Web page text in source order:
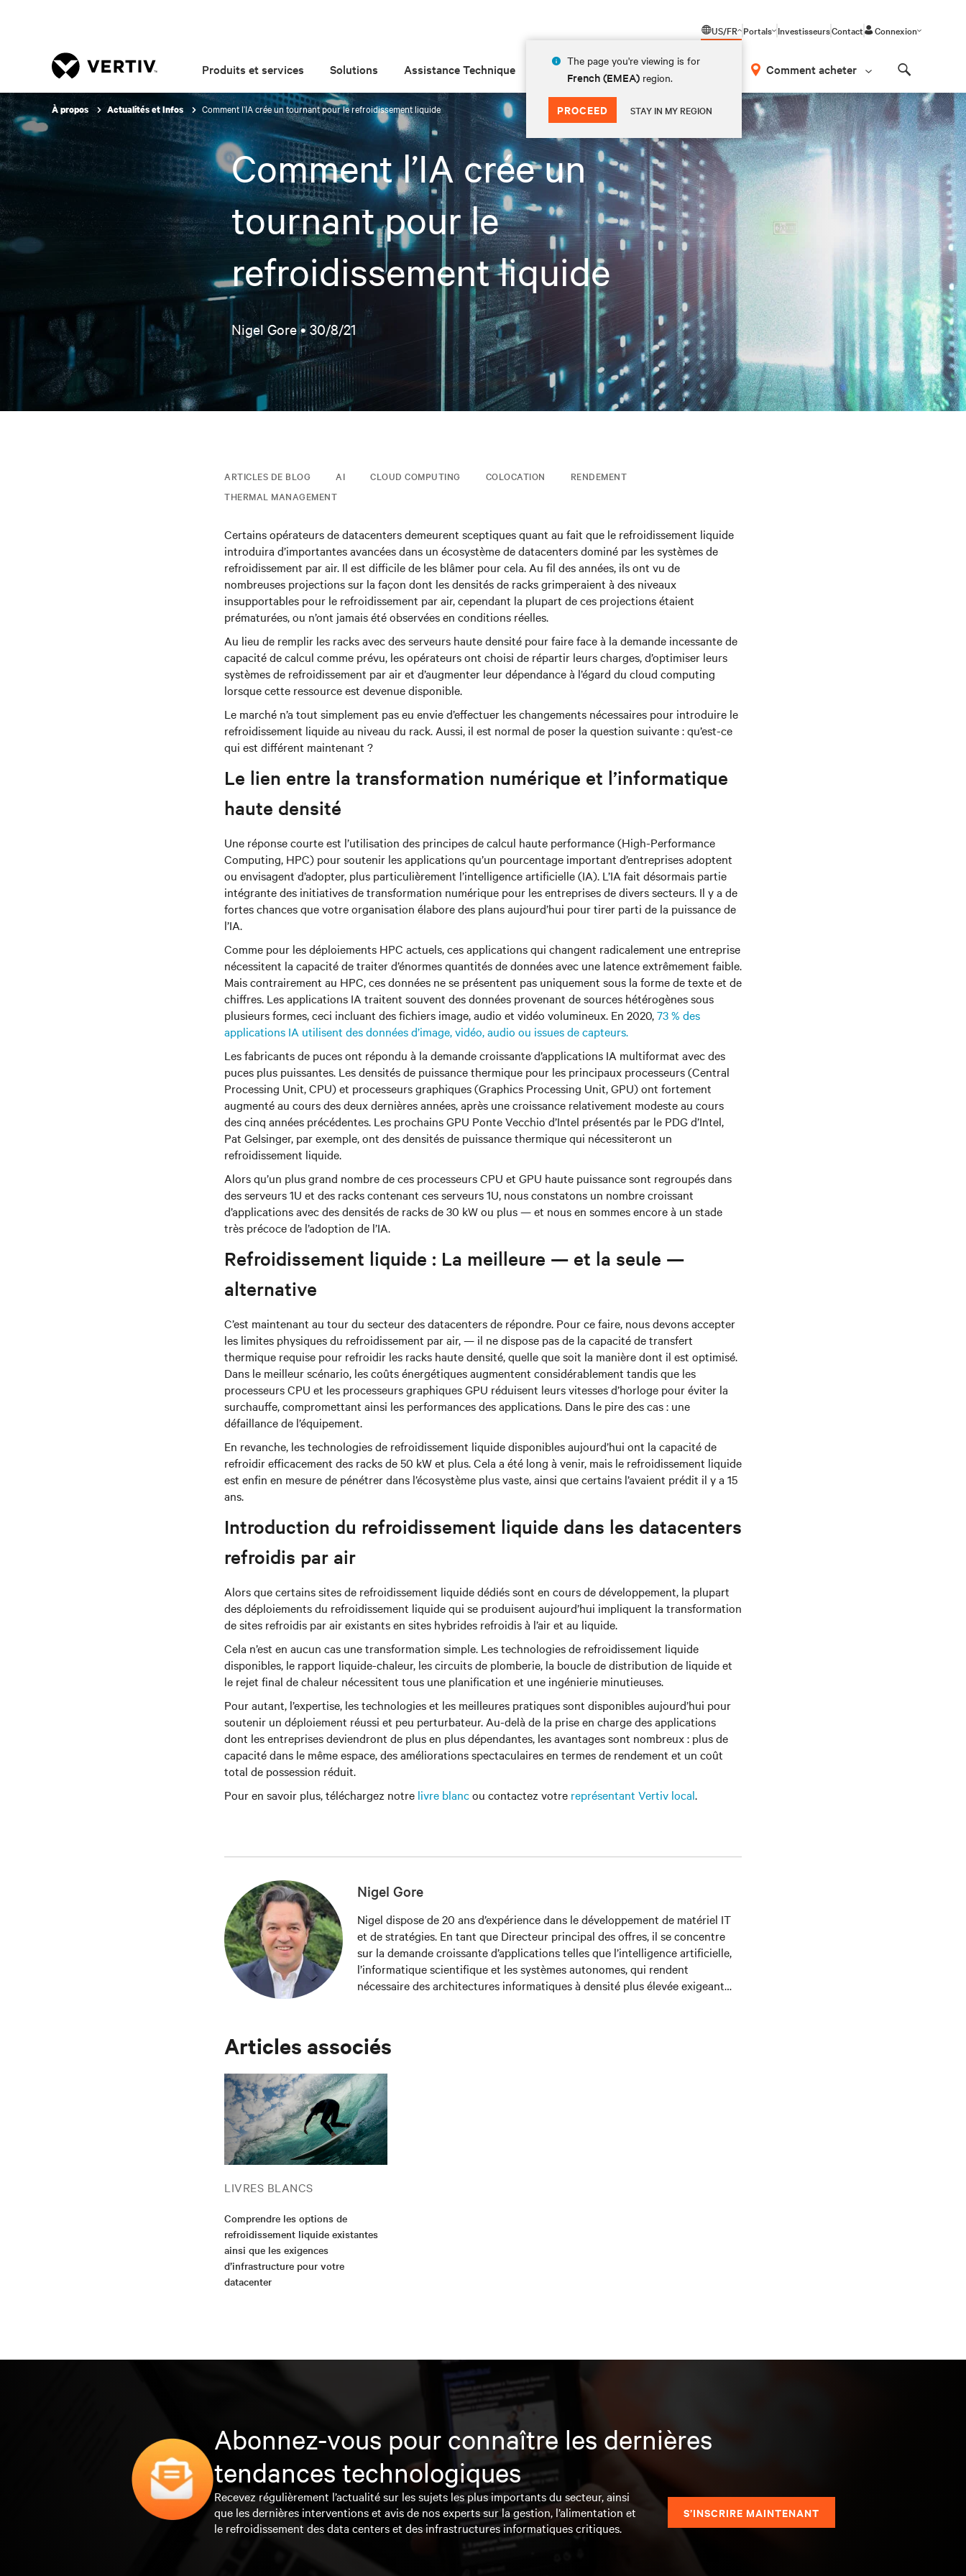
US/FR
The page you're viewing is for
French (EMEA) region.
PROCEED STAY IN MY REGION
Portals InvestisseursContact Connexion
Produits et services Solutions Assistance Technique Insights À propos Comment acheter
À propos Actualités et Infos Comment l’IA crée un tournant pour le refroidissement liquide
Comment l’IA crée un
tournant pour le
refroidissement liquide
Nigel Gore •30/8/21
ARTICLES DE BLOG AI CLOUD COMPUTING COLOCATION
RENDEMENT
THERMAL MANAGEMENT
Certains opérateurs de datacenters demeurent sceptiques quant au fait que le refroidissement liquide
introduira d’importantes avancées dans un écosystème de datacenters dominé par les systèmes de
refroidissement par air. Il est difficile de les blâmer pour cela. Au fil des années, ils ont vu de
nombreuses projections sur la façon dont les densités de racks grimperaient à des niveaux
insupportables pour le refroidissement par air, cependant la plupart de ces projections étaient
prématurées, ou n’ont jamais été observées en conditions réelles.
Au lieu de remplir les racks avec des serveurs haute densité pour faire face à la demande incessante de
capacité de calcul comme prévu, les opérateurs ont choisi de répartir leurs charges, d’optimiser leurs
systèmes de refroidissement par air et d’augmenter leur dépendance à l’égard du cloud computing
lorsque cette ressource est devenue disponible.
Le marché n’a tout simplement pas eu envie d’effectuer les changements nécessaires pour introduire le
refroidissement liquide au niveau du rack. Aussi, il est normal de poser la question suivante : qu’est-ce
qui est différent maintenant ?
Le lien entre la transformation numérique et l’informatique
haute densité
Une réponse courte est l’utilisation des principes de calcul haute performance (High-Performance
Computing, HPC) pour soutenir les applications qu’un pourcentage important d’entreprises adoptent
ou envisagent d’adopter, plus particulièrement l’intelligence artificielle (IA). L’IA fait désormais partie
intégrante des initiatives de transformation numérique pour les entreprises de divers secteurs. Il y a de
fortes chances que votre organisation élabore des plans aujourd’hui pour tirer parti de la puissance de
l’IA.
Comme pour les déploiements HPC actuels, ces applications qui changent radicalement une entreprise
nécessitent la capacité de traiter d’énormes quantités de données avec une latence extrêmement faible.
Mais contrairement au HPC, ces données ne se présentent pas uniquement sous la forme de texte et de
chiffres. Les applications IA traitent souvent des données provenant de sources hétérogènes sous
plusieurs formes, ceci incluant des fichiers image, audio et vidéo volumineux. En 2020,73 % des
applications IA utilisent des données d’image, vidéo, audio ou issues de capteurs.
Les fabricants de puces ont répondu à la demande croissante d’applications IA multiformat avec des
puces plus puissantes. Les densités de puissance thermique pour les principaux processeurs (Central
Processing Unit, CPU) et processeurs graphiques (Graphics Processing Unit, GPU) ont fortement
augmenté au cours des deux dernières années, après une croissance relativement modeste au cours
des cinq années précédentes. Les prochains GPU Ponte Vecchio d’Intel présentés par le PDG d’Intel,
Pat Gelsinger, par exemple, ont des densités de puissance thermique qui nécessiteront un
refroidissement liquide.
Alors qu’un plus grand nombre de ces processeurs CPU et GPU haute puissance sont regroupés dans
des serveurs 1U et des racks contenant ces serveurs 1U, nous constatons un nombre croissant
d’applications avec des densités de racks de 30 kW ou plus — et nous en sommes encore à un stade
très précoce de l’adoption de l’IA.
Refroidissement liquide : La meilleure — et la seule —
alternative
C’est maintenant au tour du secteur des datacenters de répondre. Pour ce faire, nous devons accepter
les limites physiques du refroidissement par air, — il ne dispose pas de la capacité de transfert
thermique requise pour refroidir les racks haute densité, quelle que soit la manière dont il est optimisé.
Dans le meilleur scénario, les coûts énergétiques augmentent considérablement tandis que les
processeurs CPU et les processeurs graphiques GPU réduisent leurs vitesses d’horloge pour éviter la
surchauffe, compromettant ainsi les performances des applications. Dans le pire des cas : une
défaillance de l’équipement.
En revanche, les technologies de refroidissement liquide disponibles aujourd’hui ont la capacité de
refroidir efficacement des racks de 50 kW et plus. Cela a été long à venir, mais le refroidissement liquide
est enfin en mesure de pénétrer dans l’écosystème plus vaste, ainsi que certains l’avaient prédit il y a 15
ans.
Introduction du refroidissement liquide dans les datacenters
refroidis par air
Alors que certains sites de refroidissement liquide dédiés sont en cours de développement, la plupart
des déploiements du refroidissement liquide qui se produisent aujourd’hui impliquent la transformation
de sites refroidis par air existants en sites hybrides refroidis à l’air et au liquide.
Cela n’est en aucun cas une transformation simple. Les technologies de refroidissement liquide
disponibles, le rapport liquide-chaleur, les circuits de plomberie, la boucle de distribution de liquide et
le rejet final de chaleur nécessitent tous une planification et une ingénierie minutieuses.
Pour autant, l’expertise, les technologies et les meilleures pratiques sont disponibles aujourd’hui pour
soutenir un déploiement réussi et peu perturbateur. Au-delà de la prise en charge des applications
dont les entreprises deviendront de plus en plus dépendantes, les avantages sont nombreux : plus de
capacité dans le même espace, des améliorations spectaculaires en termes de rendement et un coût
total de possession réduit.
Pour en savoir plus, téléchargez notre livre blancou contactez votre représentant Vertiv local.
Nigel Gore
Nigel dispose de 20 ans d’expérience dans le développement de matériel IT
et de stratégies. En tant que Directeur principal des offres, il se concentre
sur la demande croissante d’applications telles que l’intelligence artificielle,
l’informatique scientifique et les systèmes autonomes, qui rendent
nécessaire des architectures informatiques à densité plus élevée exigeant
avec sa famille au Royaume-Uni.
Articles associés
LIVRES BLANCS
Comprendre les options de
refroidissement liquide existantes
ainsi que les exigences
d’infrastructure pour votre
datacenter
Abonnez-vous pour connaître les dernières
tendances technologiques
Recevez régulièrement l’actualité sur les sujets les plus importants du secteur, ainsi
que les dernières interventions et avis de nos experts sur la gestion, l’alimentation et
le refroidissement des data centers et des infrastructures informatiques critiques.
S’INSCRIRE MAINTENANT